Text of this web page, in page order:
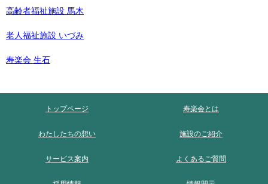
高齢者福祉施設 馬木
老人福祉施設 いづみ
寿楽会 生石
トップページ 寿楽会とは
わたしたちの想い 施設のご紹介
サービス案内 よくあるご質問